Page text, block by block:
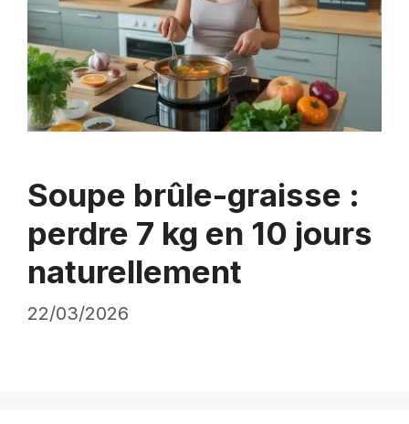
Soupe brûle-graisse :
perdre 7 kg en 10 jours
naturellement
22/03/2026